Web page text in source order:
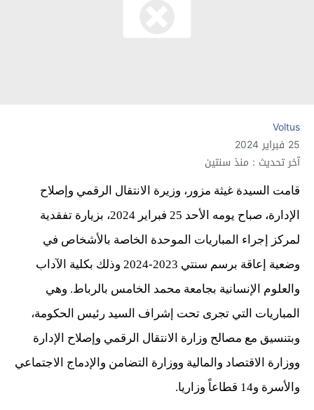
Voltus
25 فبراير 2024
آخر تحديث : منذ سنتين
قامت السيدة غيثة مزور، وزيرة الانتقال الرقمي وإصلاح
الإدارة، صباح يومه الأحد 25 فبراير 2024، بزيارة تفقدية
لمركز إجراء المباريات الموحدة الخاصة بالأشخاص في
وضعية إعاقة برسم سنتي 2023-2024 وذلك بكلية الآداب
والعلوم الإنسانية بجامعة محمد الخامس بالرباط. وهي
المباريات التي تجرى تحت إشراف السيد رئيس الحكومة،
وبتنسيق مع مصالح وزارة الانتقال الرقمي وإصلاح الإدارة
ووزارة الاقتصاد والمالية ووزارة التضامن والإدماج الاجتماعي
والأسرة و14 قطاعاً وزاريا.